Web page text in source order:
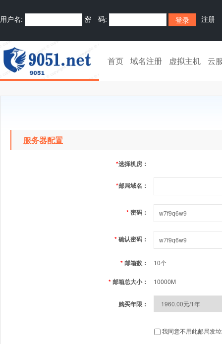
用户名: 密 码: 注册
首页 域名注册 虚拟主机 云
服务器配置
*选择机房：
*邮局域名：
*密码：
*确认密码：
*邮箱数： 10个
*邮箱总大小： 10000M
购买年限：
我同意不用此邮局发